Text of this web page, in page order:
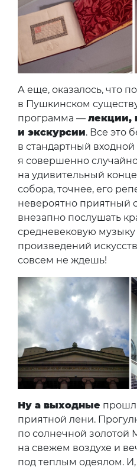
А еще, оказалось, что
в Пушкинском
программа — лекции,
и экскурсии. Все это
в стандартный входной
я совершенно
на удивительный
собора, точнее, его
невероятно приятный
внезапно послушать
средневековую
произведений
совсем не ждешь!
Ну а выходные
приятной лени.
по солнечной золотой
на свежем воздухе и
под теплым одеялом.